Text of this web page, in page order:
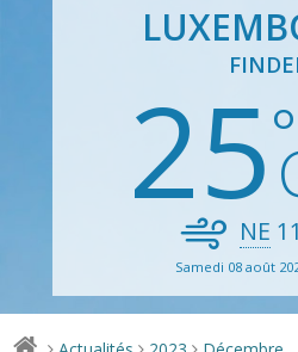
25
NE 11
Samedi 08 août